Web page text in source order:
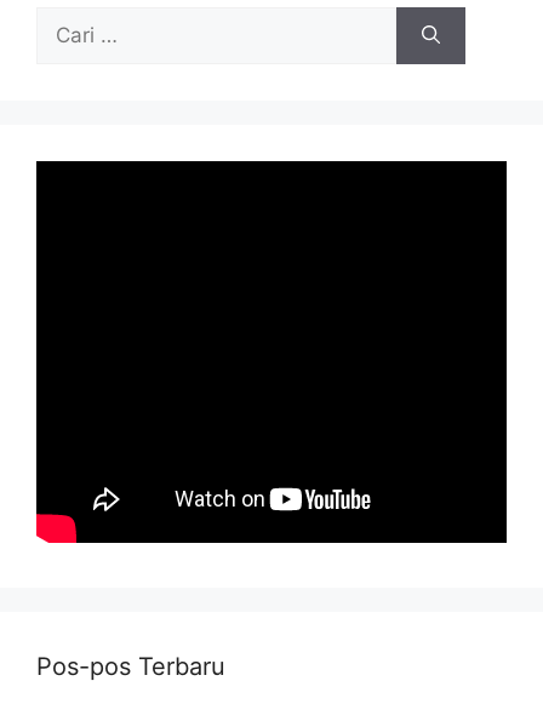
untuk:
Pos-pos Terbaru